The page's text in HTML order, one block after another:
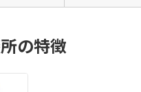
の特徴